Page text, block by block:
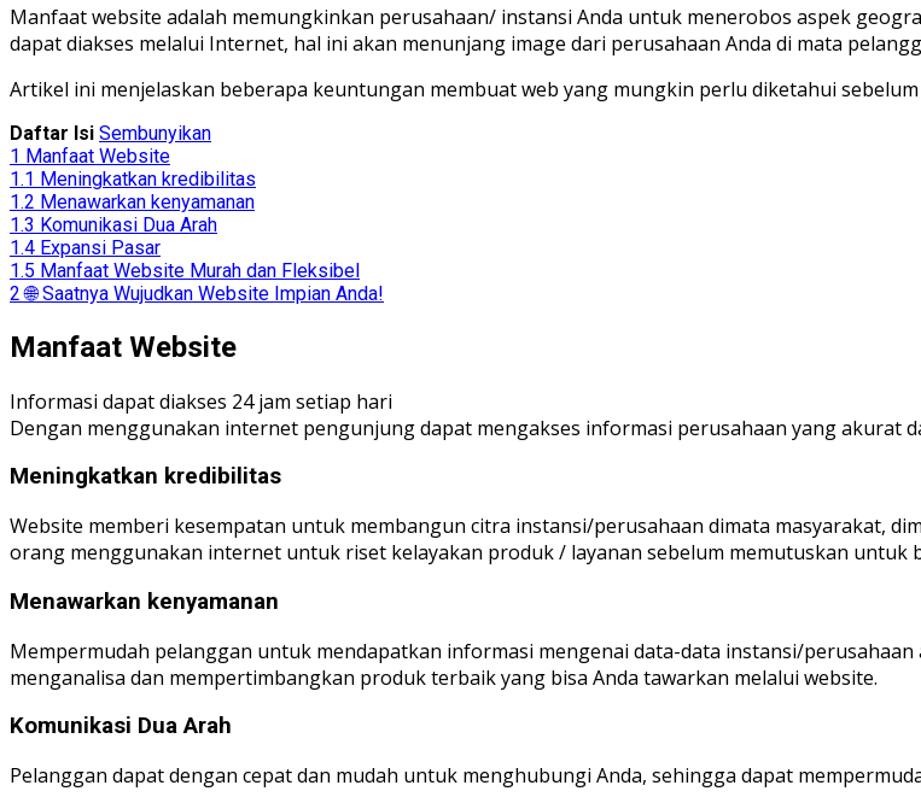
Manfaat website adalah memungkinkan perusahaan/ instansi Anda untuk menerobos aspek
dapat diakses melalui Internet, hal ini akan menunjang image dari perusahaan Anda di mata
Artikel ini menjelaskan beberapa keuntungan membuat web yang mungkin perlu diketahui
Daftar Isi Sembunyikan
1 Manfaat Website
1.1 Meningkatkan kredibilitas
1.2 Menawarkan kenyamanan
1.3 Komunikasi Dua Arah
1.4 Expansi Pasar
1.5 Manfaat Website Murah dan Fleksibel
2 🌐 Saatnya Wujudkan Website Impian Anda!
Manfaat Website
Informasi dapat diakses 24 jam setiap hari
Dengan menggunakan internet pengunjung dapat mengakses informasi perusahaan yang akurat
Meningkatkan kredibilitas
Website memberi kesempatan untuk membangun citra instansi/perusahaan dimata masyarakat,
orang menggunakan internet untuk riset kelayakan produk / layanan sebelum memutuskan untuk
Menawarkan kenyamanan
Mempermudah pelanggan untuk mendapatkan informasi mengenai data-data instansi/
menganalisa dan mempertimbangkan produk terbaik yang bisa Anda tawarkan melalui website.
Komunikasi Dua Arah
Pelanggan dapat dengan cepat dan mudah untuk menghubungi Anda, sehingga dapat